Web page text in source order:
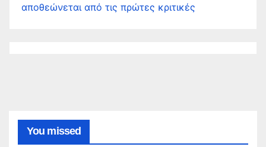
αποθεώνεται από τις πρώτες κριτικές
You missed